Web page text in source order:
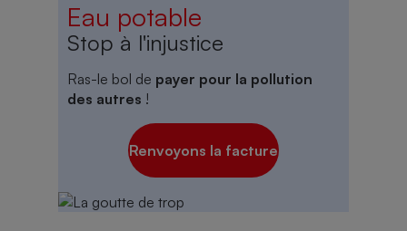
Eau potable
Stop à l'injustice
Ras-le bol de payer pour la pollution
des autres !
Renvoyons la facture